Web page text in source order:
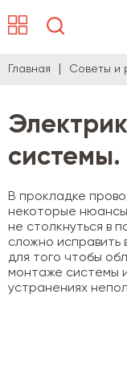
Главная Советы и
системы.
В прокладке
некоторые
не столкнуться в
сложно исправить
для того чтобы
монтаже системы
устранениях